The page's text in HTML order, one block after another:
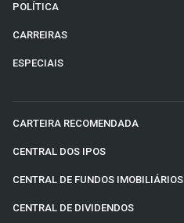
POLÍTICA
CARREIRAS
ESPECIAIS
CARTEIRA RECOMENDADA
CENTRAL DOS IPOS
CENTRAL DE FUNDOS IMOBILIÁRIOS
CENTRAL DE DIVIDENDOS